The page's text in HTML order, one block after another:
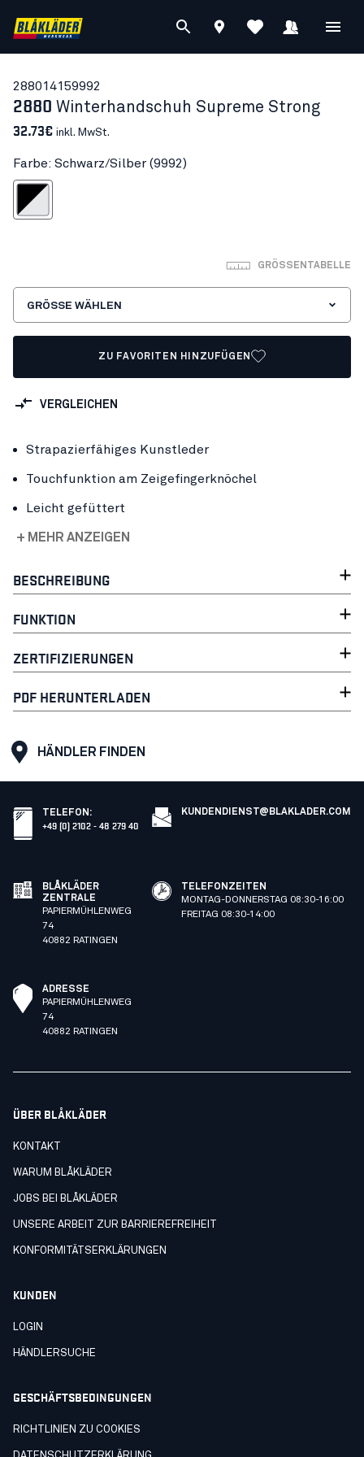
288014159992
2880 Winterhandschuh Supreme Strong
32.73€ inkl. MwSt.
Farbe: Schwarz/Silber (9992)
Silber
GRÖSSENTABELLE
GRÖSSE WÄHLEN
ZU FAVORITEN HINZUFÜGEN
VERGLEICHEN
Strapazierfähiges Kunstleder
Touchfunktion am Zeigefingerknöchel
Leicht gefüttert
+ MEHR ANZEIGEN
BESCHREIBUNG
FUNKTION
ZERTIFIZIERUNGEN
PDF HERUNTERLADEN
HÄNDLER FINDEN
TELEFON :
+49 (0) 2102 - 48 279 40
KUNDENDIENST@BLAKLADER.COM
BLÅKLÄDER
ZENTRALE
PAPIERMÜHLENWEG
74
40882 RATINGEN
TELEFONZEITEN
MONTAG-DONNERSTAG 08:30-16:00
FREITAG 08:30-14:00
ADRESSE
PAPIERMÜHLENWEG
74
40882 RATINGEN
ÜBER BLÅKLÄDER
KONTAKT
WARUM BLÅKLÄDER
JOBS BEI BLÅKLÄDER
UNSERE ARBEIT ZUR BARRIEREFREIHEIT
KONFORMITÄTSERKLÄRUNGEN
KUNDEN
LOGIN
HÄNDLERSUCHE
GESCHÄFTSBEDINGUNGEN
RICHTLINIEN ZU COOKIES